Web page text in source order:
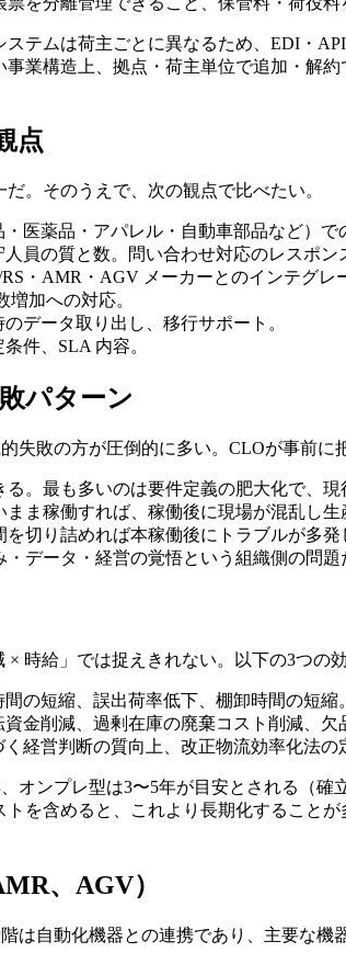
テムは荷主ごとに異なるため、EDI・
業構造上、拠点・荷主単位で追加・解
点
。そのうえで、次の観点で比べたい。
医薬品・アパレル・自動車部品など）で
員の質と数。問い合わせ対応のレスポン
・AMR・AGV メーカーとのインテグレ
加への対応。
データ取り出し、移行サポート。
件、SLA 内容。
パターン
失敗の方が圧倒的に多い。CLOが事前に
。最も多いのは要件定義の肥大化で、
ま稼働すれば、稼働後に現場が混乱し
切り詰めれば本稼働後にトラブルが多
データ・経営の覚悟という組織側の問題
時給」では捉えきれない。以下の3つの
の短縮、誤出荷率低下、棚卸時間の短縮
金削減、過剰在庫の廃棄コスト削減、欠
経営判断の質向上、改正物流効率化法
オンプレ型は3〜5年が目安とされる（
を含めると、これより長期化すること
、AGV）
は自動化機器との連携であり、主要な機